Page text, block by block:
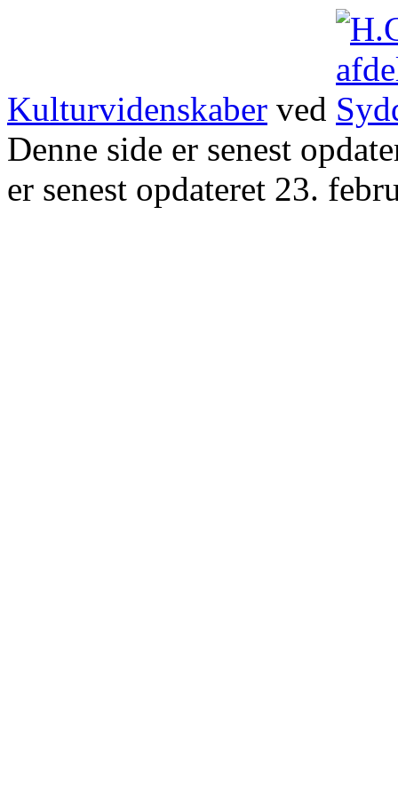
Kulturvidenskaber ved
Denne side er senest
er senest opdateret 23.